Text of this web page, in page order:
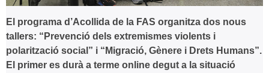
El programa d’Acollida de la FAS organitza dos nous
tallers: “Prevenció dels extremismes violents i
polarització social” i “Migració, Gènere i Drets Humans”.
El primer es durà a terme online degut a la situació